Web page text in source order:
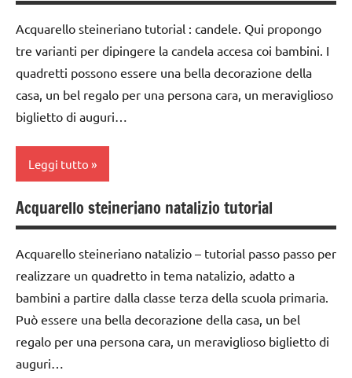
TUTTI GLI
ARTICOLI
DELL'ANNO
GUIDA
WALDORF
LAVORETTI
STAGIONI
TUTORIAL
TUTTI GLI
ARGOMENTI
PER ETA'
TUTTI GLI
ARTICOLI
IMMAGINE
arte
dai
anni
GUIDA
DIDATTICA
WALDORF
Acquarello steineriano tutorial : candele. Qui propongo
tre varianti per dipingere la candela accesa coi bambini. I
quadretti possono essere una bella decorazione della
casa, un bel regalo per una persona cara, un meraviglioso
biglietto di auguri…
Leggi tutto
acquarello
IMMAGINE
arte
dai
Acquarello steineriano natalizio tutorial
Acquarello steineriano natalizio – tutorial passo passo per
realizzare un quadretto in tema natalizio, adatto a
bambini a partire dalla classe terza della scuola primaria.
Può essere una bella decorazione della casa, un bel
regalo per una persona cara, un meraviglioso biglietto di
auguri…